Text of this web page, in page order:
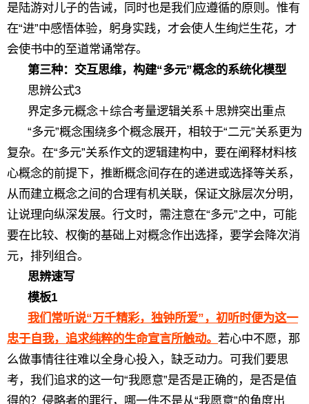
是陆游对儿子的告诫，同时也是我们应遵循的原则。惟有
在“进”中感悟体验，躬身实践，才会使人生绚烂生花，才
会使书中的至道常诵常存。
第三种：交互思维，构建“多元”概念的系统化模型
思辨公式3
界定多元概念＋综合考量逻辑关系＋思辨突出重点
“多元”概念围绕多个概念展开，相较于“二元”关系更为
复杂。在“多元”关系作文的逻辑建构中，要在阐释材料核
心概念的前提下，推断概念间存在的递进或选择等关系，
从而建立概念之间的合理有机关联，保证文脉层次分明，
让说理向纵深发展。行文时，需注意在“多元”之中，可能
要在比较、权衡的基础上对概念作出选择，要学会降次消
元，排列组合。
思辨速写
模板1
我们常听说“万千精彩，独钟所爱”，初听时便为这一
忠于自我，追求纯粹的生命宣言所触动。 若心中不愿，那
么做事情往往难以全身心投入，缺乏动力。可我们要思
考，我们追求的这一句“我愿意”是否是正确的，是否是值
得的？侵略者的罪行，哪一件不是从“我愿意”的角度出